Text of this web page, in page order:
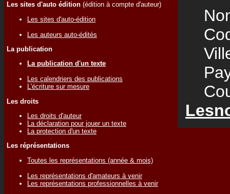
Les sites d'auto édition (édition à compte d'auteur)
Les sites d'auto-édition
Les auteurs auto-édités
La publication
La publication d'un texte
Les calendriers des publications
L'écriture sur mesure
Les droits
Les droits d'auteur
La déclaration pour jouer un texte
La protection d'un texte
Les réprésentations
Toutes les représentations (année & mois)
Les représentations d'amateurs à venir
Les représentations professionnelles à venir